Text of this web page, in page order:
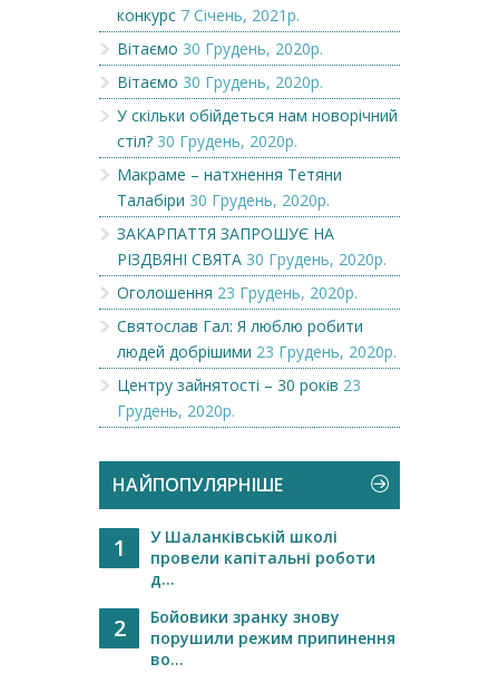
конкурс 7 Січень, 2021р.
Вітаємо 30 Грудень, 2020р.
Вітаємо 30 Грудень, 2020р.
У скільки обійдеться нам новорічний
стіл? 30 Грудень, 2020р.
Макраме – натхнення Тетяни
Талабіри 30 Грудень, 2020р.
ЗАКАРПАТТЯ ЗАПРОШУЄ НА
РІЗДВЯНІ СВЯТА 30 Грудень, 2020р.
Оголошення 23 Грудень, 2020р.
Святослав Гал: Я люблю робити
людей добрішими 23 Грудень, 2020р.
Центру зайнятості – 30 років 23
Грудень, 2020р.
НАЙПОПУЛЯРНІШЕ
1
У Шаланківській школі
провели капітальні роботи
д...
2
Бойовики зранку знову
порушили режим припинення
во...